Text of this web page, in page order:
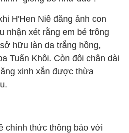
H'Hen Niê đăng ảnh con
nhận xét rằng em bé trông
hữu làn da trắng hồng,
Tuấn Khôi. Còn đôi chân dài
xinh xắn được thừa
chính thức thông báo với